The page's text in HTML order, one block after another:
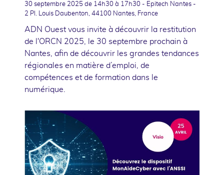
30 septembre 2025 de 14h30 à 17h30 - Epitech Nantes -
2 Pl. Louis Daubenton, 44100 Nantes, France
ADN Ouest vous invite à découvrir la restitution
de l'ORCN 2025, le 30 septembre prochain à
Nantes, afin de découvrir les grandes tendances
régionales en matière d’emploi, de
compétences et de formation dans le
numérique.